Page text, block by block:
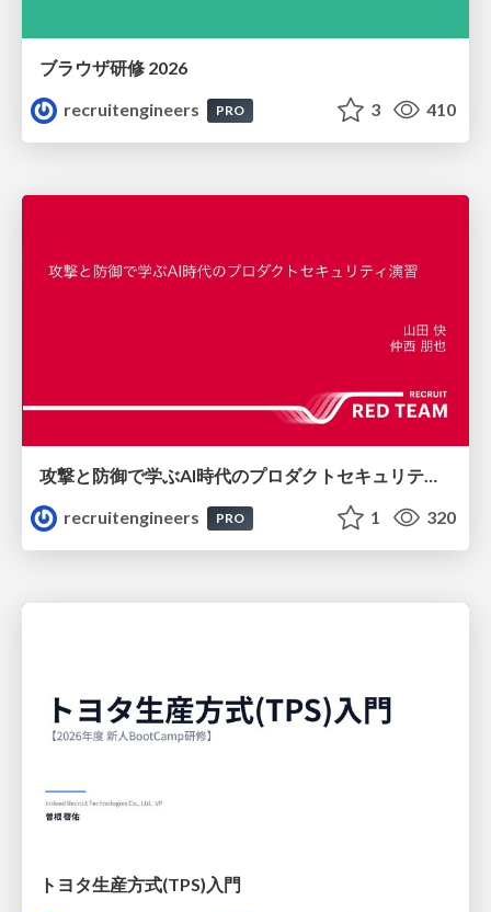
ブラウザ研修 2026
recruitengineers
PRO 3 410
攻撃と防御で学ぶAI時代のプロダクトセキュリティ演習
recruitengineers
PRO 1 320
トヨタ⽣産⽅式(TPS)⼊⾨